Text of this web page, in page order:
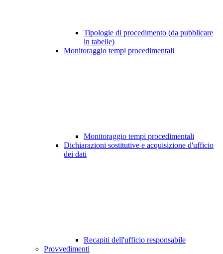
Tipologie di procedimento (da pubblicare
in tabelle)
Monitoraggio tempi procedimentali
Monitoraggio tempi procedimentali
Dichiarazioni sostitutive e acquisizione d'ufficio
dei dati
Recapiti dell'ufficio responsabile
Provvedimenti